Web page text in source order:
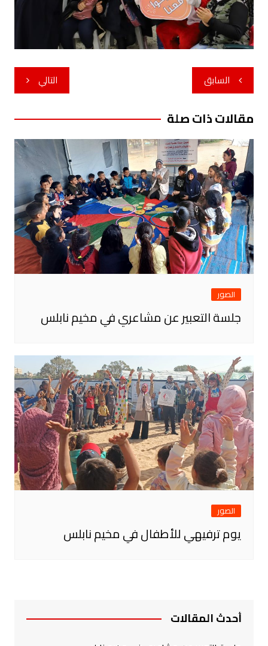
تصفّح
المقالات
السابق التالي
مقالات ذات صلة
الصور
جلسة التعبير عن مشاعري في مخيم نابلس
الصور
يوم ترفيهي للأطفال في مخيم نابلس
أحدث المقالات